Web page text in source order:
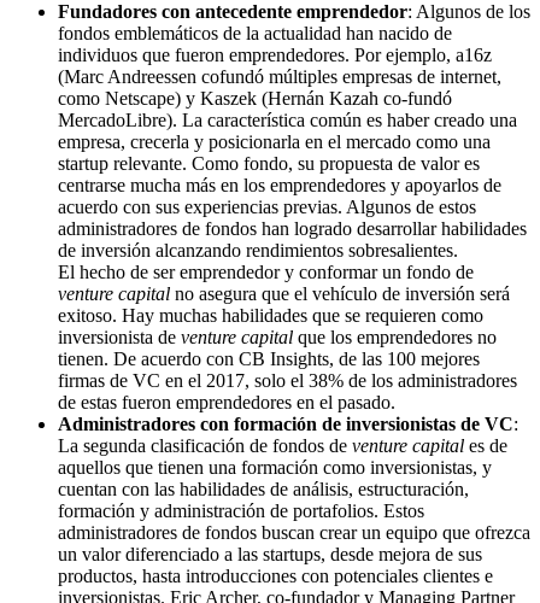
Fundadores con antecedente emprendedor: Algunos de los
fondos emblemáticos de la actualidad han nacido de
individuos que fueron emprendedores. Por ejemplo, a16z
(Marc Andreessen cofundó múltiples empresas de internet,
como Netscape) y Kaszek (Hernán Kazah co-fundó
MercadoLibre). La característica común es haber creado una
empresa, crecerla y posicionarla en el mercado como una
startup relevante. Como fondo, su propuesta de valor es
centrarse mucha más en los emprendedores y apoyarlos de
acuerdo con sus experiencias previas. Algunos de estos
administradores de fondos han logrado desarrollar habilidades
de inversión alcanzando rendimientos sobresalientes.
El hecho de ser emprendedor y conformar un fondo de
venture capital no asegura que el vehículo de inversión será
exitoso. Hay muchas habilidades que se requieren como
inversionista de venture capital que los emprendedores no
tienen. De acuerdo con CB Insights, de las 100 mejores
firmas de VC en el 2017, solo el 38% de los administradores
de estas fueron emprendedores en el pasado.
Administradores con formación de inversionistas de VC:
La segunda clasificación de fondos de venture capital es de
aquellos que tienen una formación como inversionistas, y
cuentan con las habilidades de análisis, estructuración,
formación y administración de portafolios. Estos
administradores de fondos buscan crear un equipo que ofrezca
un valor diferenciado a las startups, desde mejora de sus
productos, hasta introducciones con potenciales clientes e
inversionistas. Eric Archer, co-fundador y Managing Partner